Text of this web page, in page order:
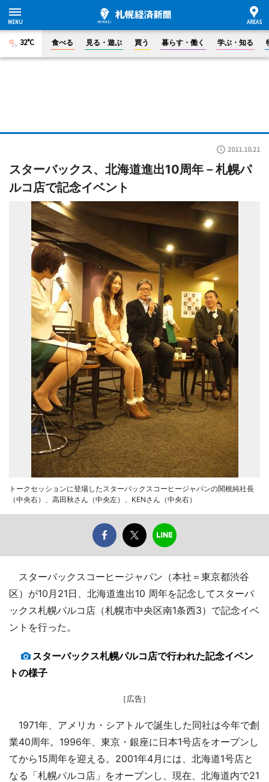
32°C 食べる 見る・遊ぶ 買う 暮らす・働く 学ぶ・知る
2011.10.21
スターバックス、北海道進出10周年－札幌パ
ルコ店で記念イベント
トークセッションに登場したスターバックスコーヒージャパンの関根純社長
（中央右）、高田秋さん（中央左）、KENさん（中央右）
スターバックスコーヒージャパン（本社＝東京都渋谷
区）が10月21日、北海道進出10 周年を記念してスターバ
ックス札幌パルコ店（札幌市中央区南1条西3）で記念イベ
ントを行った。
スターバックス札幌パルコ店で行われた記念イベン
トの様子
［広告］
1971年、アメリカ・シアトルで誕生した同社は今年で創
業40周年。1996年、東京・銀座に日本1号店をオープンし
てから15周年を迎える。2001年4月には、北海道1号店と
なる「札幌パルコ店」をオープンし、現在、北海道内で21